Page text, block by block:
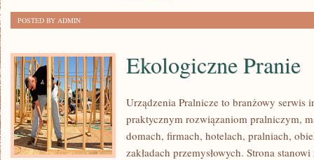
POSTED BY ADMIN
Ekologiczne Pranie
Urządzenia Pralnicze to branżowy serwis
praktycznym rozwiązaniom pralniczym,
domach, firmach, hotelach, pralniach,
zakładach przemysłowych. Strona